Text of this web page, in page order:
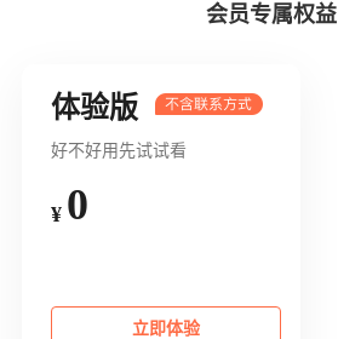
会员专属权益
体验版
好不好用先试试看
¥ 0
立即体验